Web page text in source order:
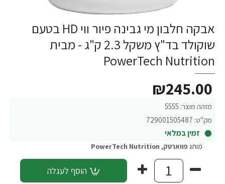
אבקה חלבון מי גבינה פיור ווי HD בטעם
שוקולד בד"ץ משקל 2.3 ק"ג - מבית
PowerTech Nutrition
מזהה מוצר: 5555
מק"ט: 729001505487
זמין במלאי
₪245.00
מותג פווארטק,
PowerTech Nutrition
הוסף לעגלה